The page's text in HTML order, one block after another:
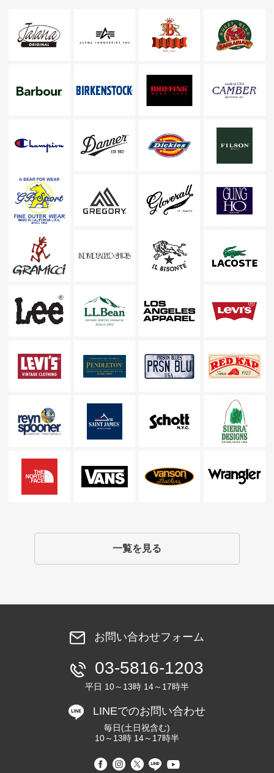
一覧を見る
お問い合わせフォーム
03-5816-1203
平日 10～13時 14～17時半
LINEでのお問い合わせ
毎日(土日祝含む)
10～13時 14～17時半